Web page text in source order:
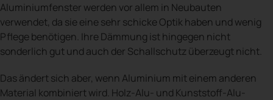
Aluminiumfenster werden vor allem in Neubauten
verwendet, da sie eine sehr schicke Optik haben und wenig
Pflege benötigen. Ihre Dämmung ist hingegen nicht
sonderlich gut und auch der Schallschutz überzeugt nicht.
Das ändert sich aber, wenn Aluminium mit einem anderen
Material kombiniert wird. Holz-Alu- und Kunststoff-Alu-